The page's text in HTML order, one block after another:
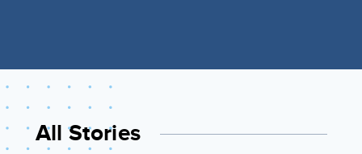
All Stories